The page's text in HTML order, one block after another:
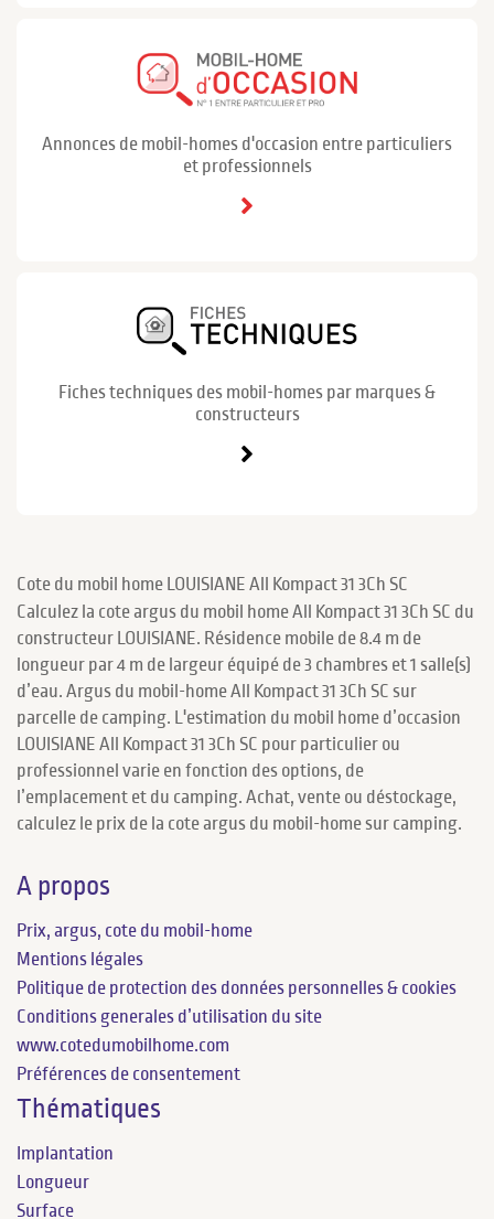
Annonces de mobil-homes d'occasion entre particuliers
et professionnels
Fiches techniques des mobil-homes par marques &
constructeurs
Cote du mobil home LOUISIANE All Kompact 31 3Ch SC
Calculez la cote argus du mobil home All Kompact 31 3Ch SC du
constructeur LOUISIANE. Résidence mobile de 8.4 m de
longueur par 4 m de largeur équipé de 3 chambres et 1 salle(s)
d’eau. Argus du mobil-home All Kompact 31 3Ch SC sur
parcelle de camping. L'estimation du mobil home d’occasion
LOUISIANE All Kompact 31 3Ch SC pour particulier ou
professionnel varie en fonction des options, de
l’emplacement et du camping. Achat, vente ou déstockage,
calculez le prix de la cote argus du mobil-home sur camping.
A propos
Prix, argus, cote du mobil-home
Mentions légales
Politique de protection des données personnelles & cookies
Conditions generales d’utilisation du site
www.cotedumobilhome.com
Préférences de consentement
Thématiques
Implantation
Longueur
Surface